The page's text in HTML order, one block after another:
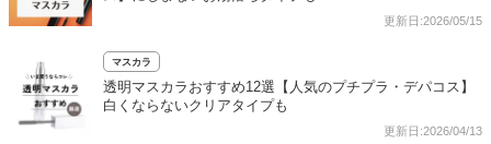
更新日:2026/05/15
マスカラ
透明マスカラおすすめ12選【人気のプチプラ・デパコス】
白くならないクリアタイプも
更新日:2026/04/13